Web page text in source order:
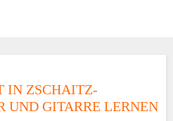
IN ZSCHAITZ-
UND GITARRE LERNEN